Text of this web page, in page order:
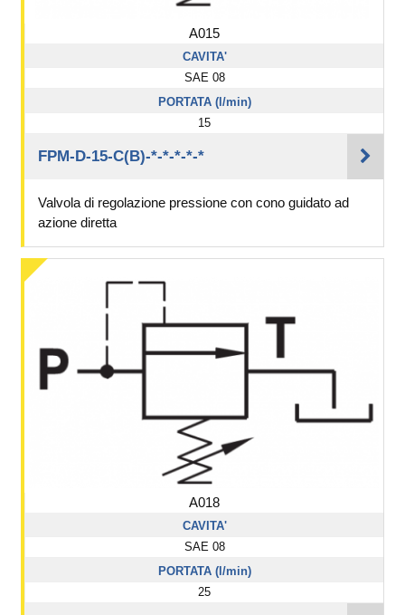
A015
CAVITA'
SAE 08
PORTATA (l/min)
15
FPM-D-15-C(B)-*-*-*-*-*
Valvola di regolazione pressione con cono guidato ad
azione diretta
A018
CAVITA'
SAE 08
PORTATA (l/min)
25